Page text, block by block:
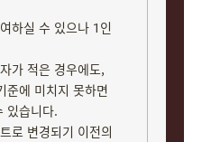
하실 수 있으나 1인
가 적은 경우에도,
준에 미치지 못하면
있습니다.
로 변경되기 이전의